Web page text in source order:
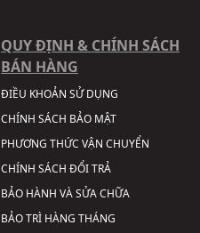
QUY ĐỊNH & CHÍNH SÁCH
BÁN HÀNG
ĐIỀU KHOẢN SỬ DỤNG
CHÍNH SÁCH BẢO MẬT
PHƯƠNG THỨC VẬN CHUYỂN
CHÍNH SÁCH ĐỔI TRẢ
BẢO HÀNH VÀ SỬA CHỮA
BẢO TRÌ HÀNG THÁNG